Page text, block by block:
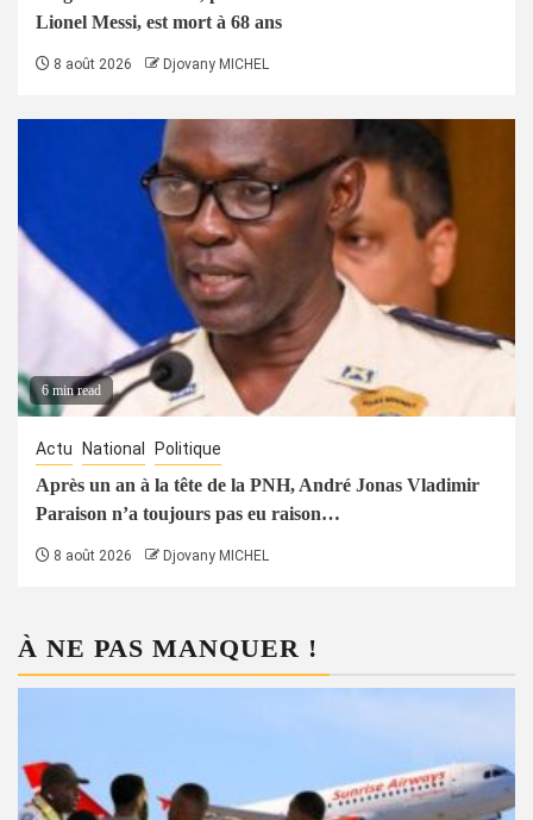
Lionel Messi, est mort à 68 ans
8 août 2026 Djovany MICHEL
6 min read
Actu National Politique
Après un an à la tête de la PNH, André Jonas Vladimir
Paraison n’a toujours pas eu raison…
8 août 2026 Djovany MICHEL
À NE PAS MANQUER !